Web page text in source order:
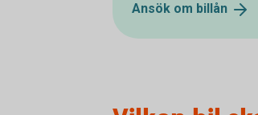
Ansök om billån